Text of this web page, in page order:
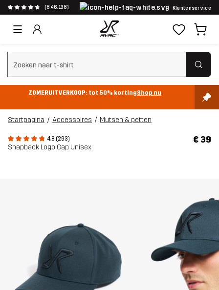
(846.138) Klantenservice
Zoeken wissen
ZOMERUITVERKOOP: tot 50% kortingShop nu
Startpagina Accessoires Mutsen & petten
4.8 (293)
Snapback Logo Cap Unisex
€ 39